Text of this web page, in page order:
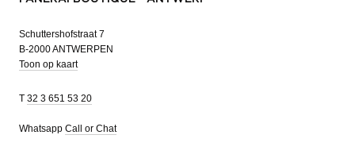
Schuttershofstraat 7
B-2000 ANTWERPEN
Toon op kaart
T 32 3 651 53 20
Whatsapp Call or Chat